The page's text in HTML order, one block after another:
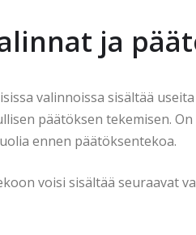
ja
valinnoissa sisältää
päätöksen tekemisen.
ennen päätöksentekoa.
voisi sisältää seuraavat